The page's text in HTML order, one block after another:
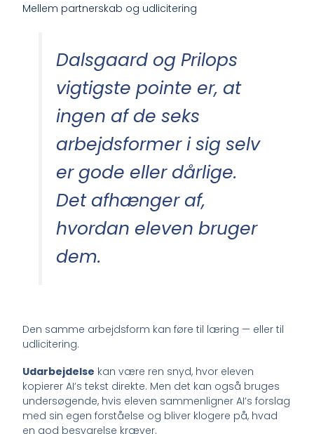
Mellem partnerskab og udlicitering
Dalsgaard og Prilops
vigtigste pointe er, at
ingen af de seks
arbejdsformer i sig selv
er gode eller dårlige.
Det afhænger af,
hvordan eleven bruger
dem.
Den samme arbejdsform kan føre til læring — eller til
udlicitering.
Udarbejdelse kan være ren snyd, hvor eleven
kopierer AI’s tekst direkte. Men det kan også bruges
undersøgende, hvis eleven sammenligner AI’s forslag
med sin egen forståelse og bliver klogere på, hvad
en god besvarelse kræver.